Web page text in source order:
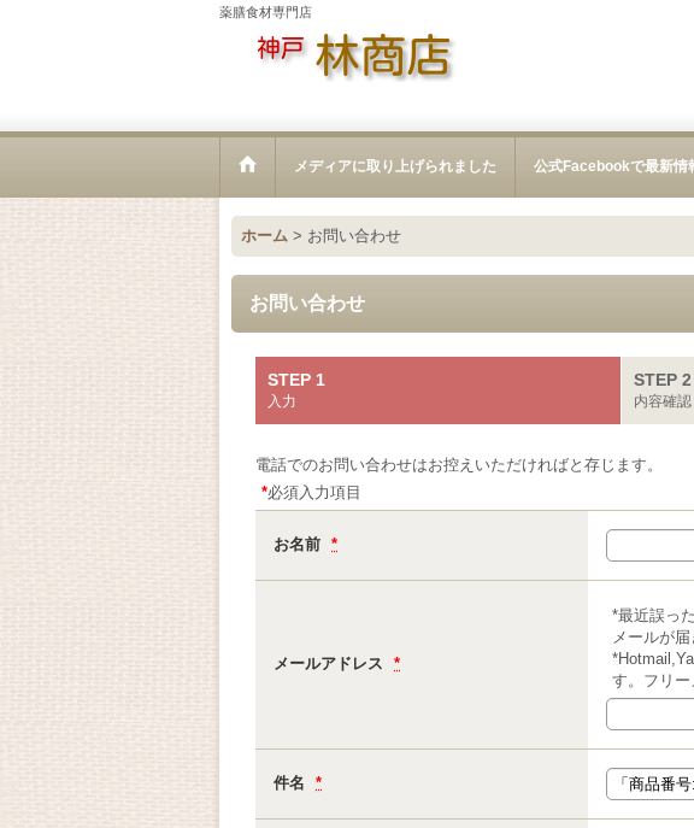
薬膳食材専門店
メディアに取り上げられました 公式Facebookで最新情
ホーム > お問い合わせ
お問い合わせ
STEP 1
入力
STEP 2
内容確認
電話でのお問い合わせはお控えいただければと存じます。
*必須入力項目
お名前 *
メールアドレス *
*最近誤っ
メールが
す。フリー
件名 *